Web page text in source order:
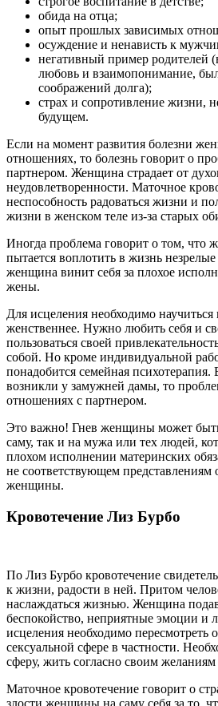
обида на отца;
опыт прошлых зависимых
осуждение и ненависть к
негативный пример родителей
любовь и взаимопонимание,
соображений долга);
страх и сопротивление жизни,
будущем.
Если на момент развития болезни
отношениях, то болезнь говорит о
партнером. Женщина страдает от
неудовлетворенности. Маточное
неспособность радоваться жизни и
жизни в женском теле из-за старых
Иногда проблема говорит о том, что
пытается воплотить в жизнь
женщина винит себя за плохое
жены.
Для исцеления необходимо научиться
женственнее. Нужно любить себя и
пользоваться своей
собой. Но кроме индивидуальной
понадобится семейная
возникли у замужней дамы, то
отношениях с партнером.
Это важно! Гнев женщины может
саму, так и на мужа или тех людей,
плохом исполнении материнских
не соответствующем представлениям
женщины.
Кровотечение Лиз Бурбо
По Лиз Бурбо кровотечение
к жизни, радости в ней. Притом
наслаждаться жизнью. Женщина
беспокойство, неприятные эмоции и
исцеления необходимо
сексуальной сфере в частности.
сферу, жить согласно своим
Маточное кровотечение говорит о
злости женщины на саму себя за то,